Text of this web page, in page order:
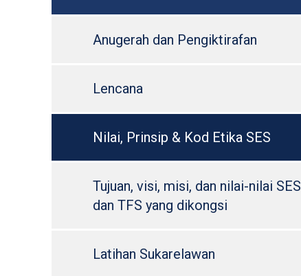
Anugerah dan Pengiktirafan
Lencana
Nilai, Prinsip & Kod Etika SES
Tujuan, visi, misi, dan nilai-nilai SES
dan TFS yang dikongsi
Latihan Sukarelawan